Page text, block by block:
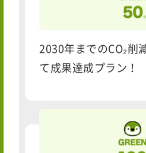
2030年までのCO₂削
て成果達成プラン！